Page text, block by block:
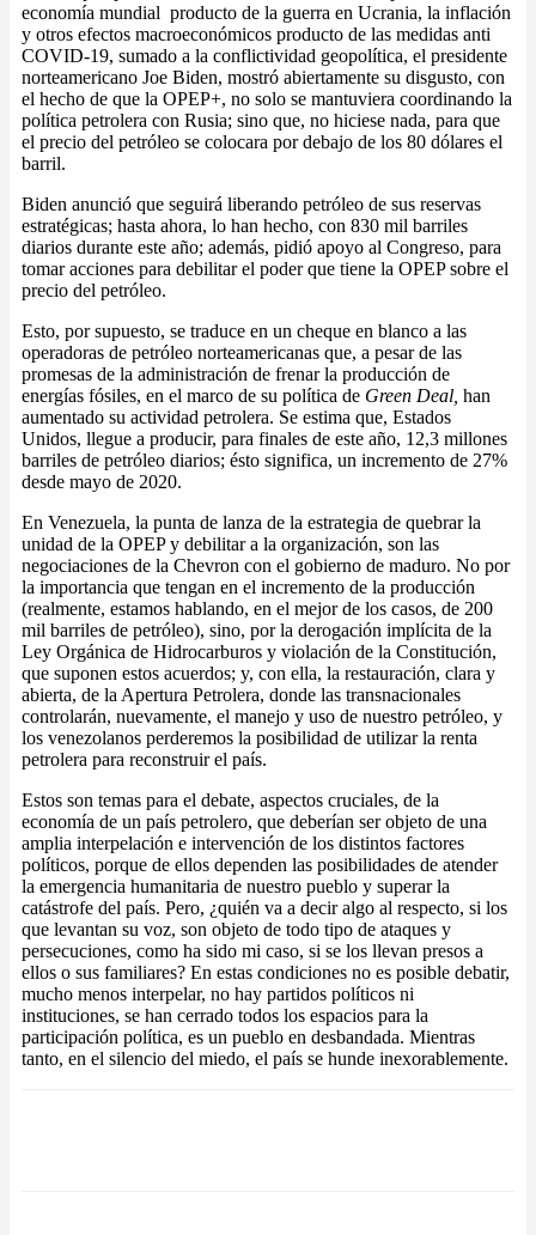
economía mundial producto de la guerra en Ucrania, la inflación
y otros efectos macroeconómicos producto de las medidas anti
COVID-19, sumado a la conflictividad geopolítica, el presidente
norteamericano Joe Biden, mostró abiertamente su disgusto, con
el hecho de que la OPEP+, no solo se mantuviera coordinando la
política petrolera con Rusia; sino que, no hiciese nada, para que
el precio del petróleo se colocara por debajo de los 80 dólares el
barril.
Biden anunció que seguirá liberando petróleo de sus reservas
estratégicas; hasta ahora, lo han hecho, con 830 mil barriles
diarios durante este año; además, pidió apoyo al Congreso, para
tomar acciones para debilitar el poder que tiene la OPEP sobre el
precio del petróleo.
Esto, por supuesto, se traduce en un cheque en blanco a las
operadoras de petróleo norteamericanas que, a pesar de las
promesas de la administración de frenar la producción de
energías fósiles, en el marco de su política de Green Deal, han
aumentado su actividad petrolera. Se estima que, Estados
Unidos, llegue a producir, para finales de este año, 12,3 millones
barriles de petróleo diarios; ésto significa, un incremento de 27%
desde mayo de 2020.
En Venezuela, la punta de lanza de la estrategia de quebrar la
unidad de la OPEP y debilitar a la organización, son las
negociaciones de la Chevron con el gobierno de maduro. No por
la importancia que tengan en el incremento de la producción
(realmente, estamos hablando, en el mejor de los casos, de 200
mil barriles de petróleo), sino, por la derogación implícita de la
Ley Orgánica de Hidrocarburos y violación de la Constitución,
que suponen estos acuerdos; y, con ella, la restauración, clara y
abierta, de la Apertura Petrolera, donde las transnacionales
controlarán, nuevamente, el manejo y uso de nuestro petróleo, y
los venezolanos perderemos la posibilidad de utilizar la renta
petrolera para reconstruir el país.
Estos son temas para el debate, aspectos cruciales, de la
economía de un país petrolero, que deberían ser objeto de una
amplia interpelación e intervención de los distintos factores
políticos, porque de ellos dependen las posibilidades de atender
la emergencia humanitaria de nuestro pueblo y superar la
catástrofe del país. Pero, ¿quién va a decir algo al respecto, si los
que levantan su voz, son objeto de todo tipo de ataques y
persecuciones, como ha sido mi caso, si se los llevan presos a
ellos o sus familiares? En estas condiciones no es posible debatir,
mucho menos interpelar, no hay partidos políticos ni
instituciones, se han cerrado todos los espacios para la
participación política, es un pueblo en desbandada. Mientras
tanto, en el silencio del miedo, el país se hunde inexorablemente.